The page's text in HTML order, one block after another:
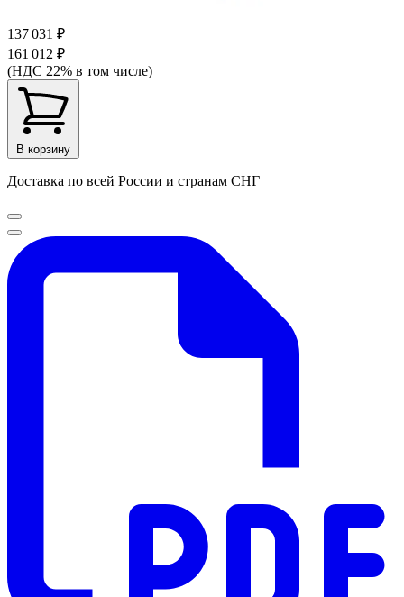
137 031 ₽
161 012 ₽
(НДС 22% в том числе)
В корзину
Доставка по всей России и странам СНГ